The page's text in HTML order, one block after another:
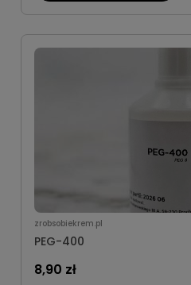
zrobsobiekrem.pl
PEG-400
8,90 zł